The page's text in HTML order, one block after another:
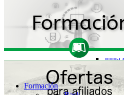
Artículos 129
Congresos SAF
Permutas
Elecciones
Back
Junta
SAS
Junta
Formación